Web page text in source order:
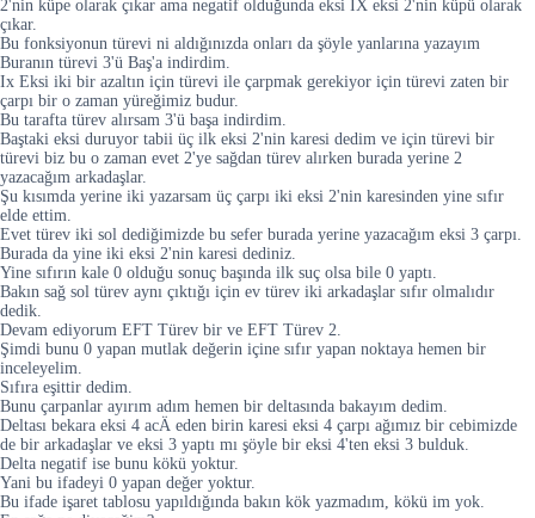
2'nin küpe olarak çıkar ama negatif olduğunda eksi IX eksi 2'nin küpü olarak
çıkar.
Bu fonksiyonun türevi ni aldığınızda onları da şöyle yanlarına yazayım
Buranın türevi 3'ü Baş'a indirdim.
Ix Eksi iki bir azaltın için türevi ile çarpmak gerekiyor için türevi zaten bir
çarpı bir o zaman yüreğimiz budur.
Bu tarafta türev alırsam 3'ü başa indirdim.
Baştaki eksi duruyor tabii üç ilk eksi 2'nin karesi dedim ve için türevi bir
türevi biz bu o zaman evet 2'ye sağdan türev alırken burada yerine 2
yazacağım arkadaşlar.
Şu kısımda yerine iki yazarsam üç çarpı iki eksi 2'nin karesinden yine sıfır
elde ettim.
Evet türev iki sol dediğimizde bu sefer burada yerine yazacağım eksi 3 çarpı.
Burada da yine iki eksi 2'nin karesi dediniz.
Yine sıfırın kale 0 olduğu sonuç başında ilk suç olsa bile 0 yaptı.
Bakın sağ sol türev aynı çıktığı için ev türev iki arkadaşlar sıfır olmalıdır
dedik.
Devam ediyorum EFT Türev bir ve EFT Türev 2.
Şimdi bunu 0 yapan mutlak değerin içine sıfır yapan noktaya hemen bir
inceleyelim.
Sıfıra eşittir dedim.
Bunu çarpanlar ayırım adım hemen bir deltasında bakayım dedim.
Deltası bekara eksi 4 acÄ eden birin karesi eksi 4 çarpı ağımız bir cebimizde
de bir arkadaşlar ve eksi 3 yaptı mı şöyle bir eksi 4'ten eksi 3 bulduk.
Delta negatif ise bunu kökü yoktur.
Yani bu ifadeyi 0 yapan değer yoktur.
Bu ifade işaret tablosu yapıldığında bakın kök yazmadım, kökü im yok.